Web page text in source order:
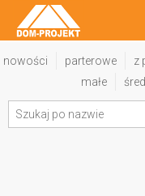
nowości parterowe z
małe